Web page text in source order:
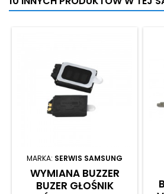
MARKA: SERWIS SAMSUNG
WYMIANA BUZZER
BUZER GŁOŚNIK